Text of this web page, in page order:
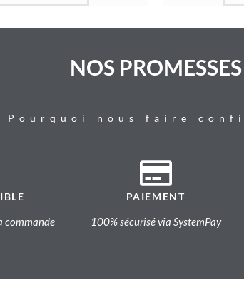
NOS PROMESSES
Pourquoi nous faire
commande
PAIEMENT
100% sécurisé via SystemPay